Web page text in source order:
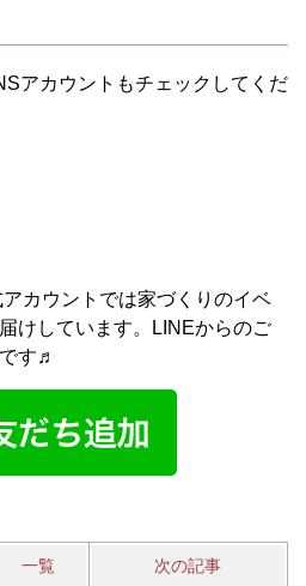
アカウントもチェックしてくだ
カウントでは家づくりのイベ
けしています。LINEからのご
す♬
一覧 次の記事